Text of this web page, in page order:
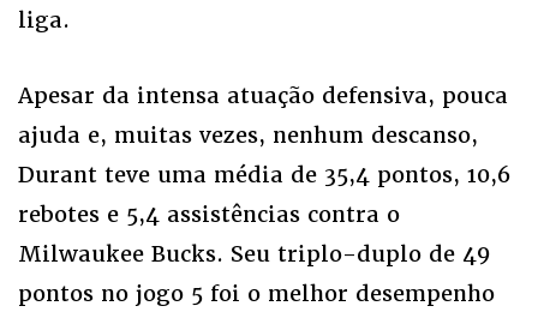
liga.
Apesar da intensa atuação defensiva, pouca
ajuda e, muitas vezes, nenhum descanso,
Durant teve uma média de 35,4 pontos, 10,6
rebotes e 5,4 assistências contra o
Milwaukee Bucks. Seu triplo-duplo de 49
pontos no jogo 5 foi o melhor desempenho